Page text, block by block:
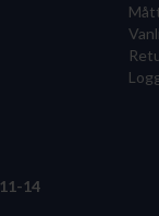
11-14